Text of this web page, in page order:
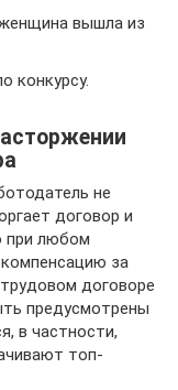
вышла из
конкурсу.
не
договор и
при любом
за
договоре
предусмотрены
в частности,
топ-